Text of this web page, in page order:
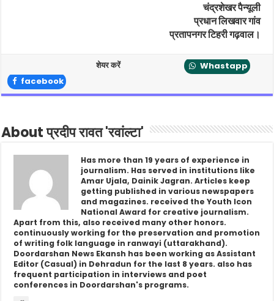
चंद्रशेखर पैन्यूली
प्रधान लिखवार गांव
प्रतापनगर टिहरी गढ़वाल।
शेयर करें
Whastapp
facebook
About प्रदीप रावत 'रवांल्टा'
Has more than 19 years of experience in
journalism. Has served in institutions like
Amar Ujala, Dainik Jagran. Articles keep
getting published in various newspapers
and magazines. received the Youth Icon
National Award for creative journalism.
Apart from this, also received many other honors.
continuously working for the preservation and promotion
of writing folk language in ranwayi (uttarakhand).
Doordarshan News Ekansh has been working as Assistant
Editor (Casual) in Dehradun for the last 8 years. also has
frequent participation in interviews and poet
conferences in Doordarshan's programs.